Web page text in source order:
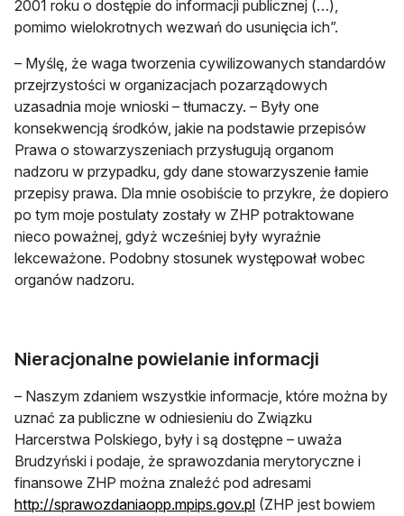
2001 roku o dostępie do informacji publicznej (…),
pomimo wielokrotnych wezwań do usunięcia ich”.
– Myślę, że waga tworzenia cywilizowanych standardów
przejrzystości w organizacjach pozarządowych
uzasadnia moje wnioski – tłumaczy. – Były one
konsekwencją środków, jakie na podstawie przepisów
Prawa o stowarzyszeniach przysługują organom
nadzoru w przypadku, gdy dane stowarzyszenie łamie
przepisy prawa. Dla mnie osobiście to przykre, że dopiero
po tym moje postulaty zostały w ZHP potraktowane
nieco poważnej, gdyż wcześniej były wyraźnie
lekceważone. Podobny stosunek występował wobec
organów nadzoru.
Nieracjonalne powielanie informacji
– Naszym zdaniem wszystkie informacje, które można by
uznać za publiczne w odniesieniu do Związku
Harcerstwa Polskiego, były i są dostępne – uważa
Brudzyński i podaje, że sprawozdania merytoryczne i
finansowe ZHP można znaleźć pod adresami
http://sprawozdaniaopp.mpips.gov.pl (ZHP jest bowiem